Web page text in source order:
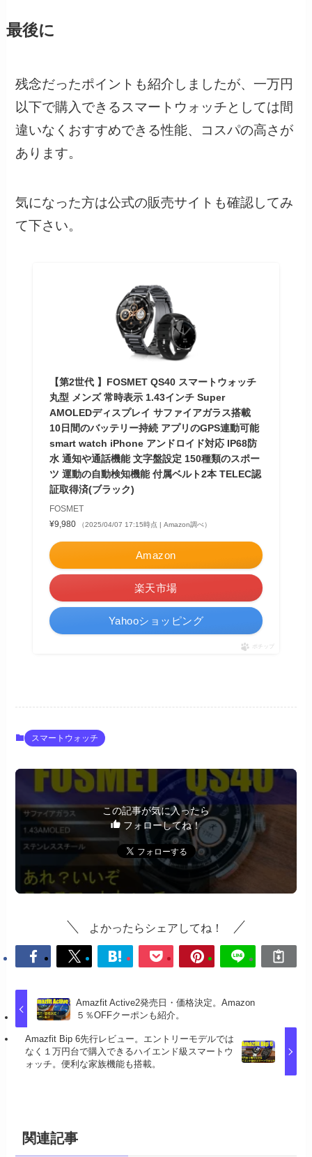
最後に
残念だったポイントも紹介しましたが、一万円
以下で購入できるスマートウォッチとしては間
違いなくおすすめできる性能、コスパの高さが
あります。
気になった方は公式の販売サイトも確認してみ
て下さい。
【第2世代 】FOSMET QS40 スマートウォッチ
丸型 メンズ 常時表示 1.43インチ Super
AMOLEDディスプレイ サファイアガラス搭載
10日間のバッテリー持続 アプリのGPS連動可能
smart watch iPhone アンドロイド対応 IP68防
水 通知や通話機能 文字盤設定 150種類のスポー
ツ 運動の自動検知機能 付属ベルト2本 TELEC認
証取得済(ブラック)
FOSMET
¥9,980
（2025/04/07 17:15時点 | Amazon調べ）
Amazon
楽天市場
Yahooショッピング
ポチップ
スマートウォッチ
この記事が気に入ったら
フォローしてね！
よかったらシェアしてね！
Amazfit Active2発売日・価格決定。Amazon
５％OFFクーポンも紹介。
Amazfit Bip 6先行レビュー。エントリーモデルでは
なく１万円台で購入できるハイエンド級スマートウ
ォッチ。便利な家族機能も搭載。
関連記事